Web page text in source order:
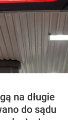
na długie
do sądu